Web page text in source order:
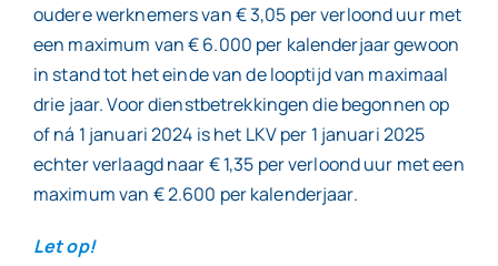
oudere werknemers van € 3,05 per verloond uur met
een maximum van € 6.000 per kalenderjaar gewoon
in stand tot het einde van de looptijd van maximaal
drie jaar. Voor dienstbetrekkingen die begonnen op
of ná 1 januari 2024 is het LKV per 1 januari 2025
echter verlaagd naar € 1,35 per verloond uur met een
maximum van € 2.600 per kalenderjaar.
Let op!